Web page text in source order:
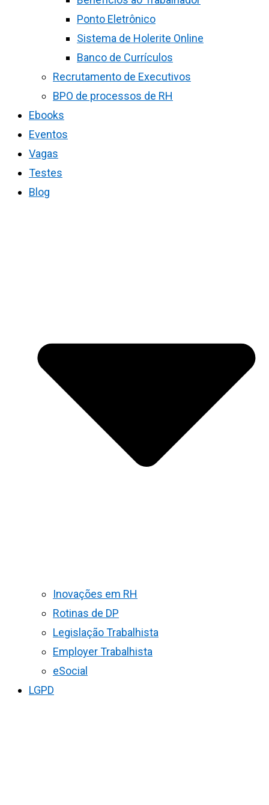
Ponto Eletrônico
Sistema de Holerite Online
Banco de Currículos
Recrutamento de Executivos
BPO de processos de RH
Ebooks
Eventos
Vagas
Testes
Blog
Inovações em RH
Rotinas de DP
Legislação Trabalhista
Employer Trabalhista
eSocial
LGPD